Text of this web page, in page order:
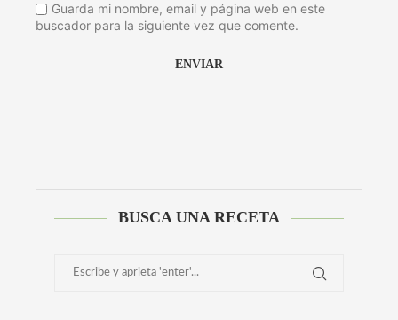
Guarda mi nombre, email y página web en este
buscador para la siguiente vez que comente.
BUSCA UNA RECETA